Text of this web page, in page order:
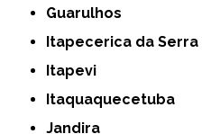
Guarulhos
Itapecerica da Serra
Itapevi
Itaquaquecetuba
Jandira